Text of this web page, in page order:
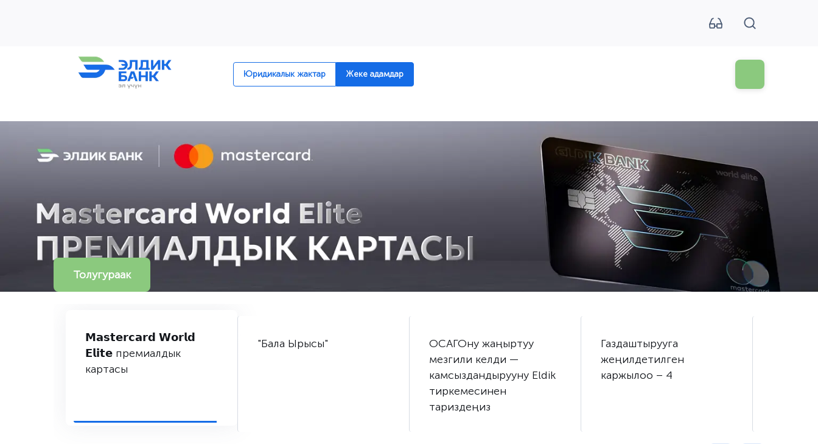
Юридикалык жактар Жеке адамдар
Толугураак
𝗠𝗮𝘀𝘁𝗲𝗿𝗰𝗮𝗿𝗱 𝗪𝗼𝗿𝗹𝗱
𝗘𝗹𝗶𝘁𝗲 премиалдык
картасы
"Бала Ырысы"
ОСАГОну жаңыртуу
мезгили келди —
камсыздандырууну Eldik
тиркемесинен
тариздеңиз
Газдаштырууга
жеңилдетилген
каржылоо – 4